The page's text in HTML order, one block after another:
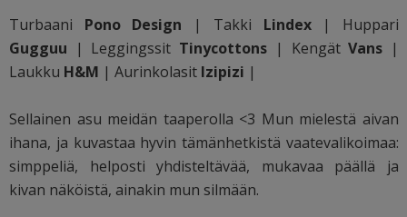
Turbaani Pono Design | Takki Lindex| Huppari
Gugguu | Leggingssit Tinycottons | KengätVans |
Laukku H&M | Aurinkolasit Izipizi |
Sellainen asu meidän taaperolla <3 Mun mielestä aivan
ihana, ja kuvastaa hyvin tämänhetkistä vaatevalikoimaa:
simppeliä, helposti yhdisteltävää, mukavaa päällä ja
kivan näköistä, ainakin mun silmään.